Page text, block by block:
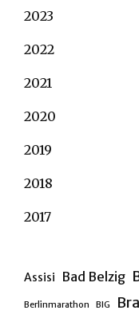
2023
2022
2021
2020
2019
2018
2017
Assisi Bad Belzig
Berlinmarathon BIG